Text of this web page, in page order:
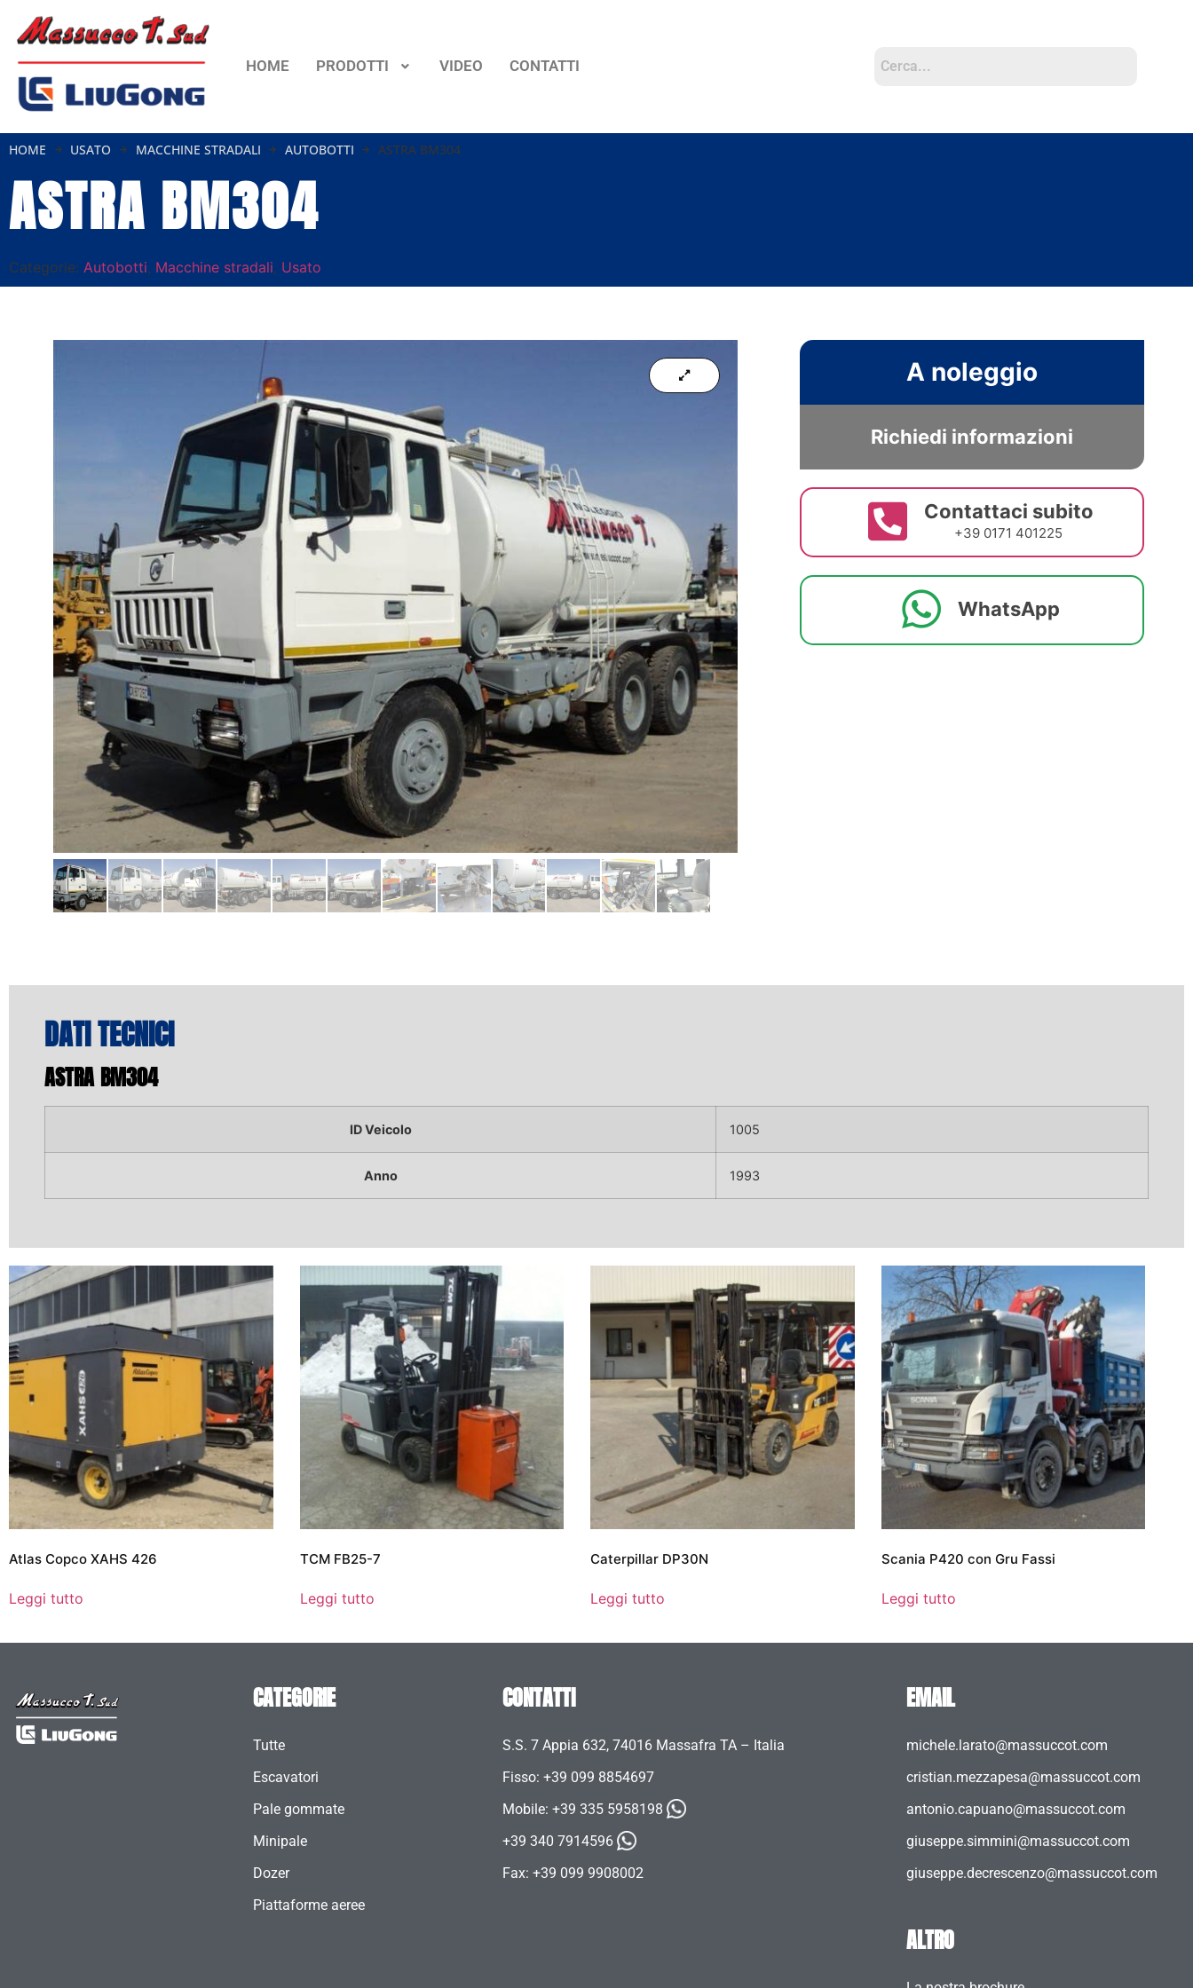
HOME PRODOTTI VIDEO CONTATTI
HOME USATO MACCHINE STRADALI AUTOBOTTI ASTRA BM304
ASTRA BM304
Categorie: Autobotti, Macchine stradali, Usato
A noleggio
Richiedi informazioni
Contattaci subito
+39 0171 401225
WhatsApp
DATI TECNICI
ASTRA BM304
ID Veicolo 1005
Anno 1993
Atlas Copco XAHS 426
Leggi tutto
TCM FB25-7
Leggi tutto
Caterpillar DP30N
Leggi tutto
Scania P420 con Gru Fassi
Leggi tutto
CATEGORIE
Tutte
Escavatori
Pale gommate
Minipale
Dozer
Piattaforme aeree
CONTATTI
S.S. 7 Appia 632, 74016 Massafra TA – Italia
Fisso: +39 099 8854697
Mobile: +39 335 5958198
+39 340 7914596
Fax: +39 099 9908002
EMAIL
michele.larato@massuccot.com
cristian.mezzapesa@massuccot.com
antonio.capuano@massuccot.com
giuseppe.simmini@massuccot.com
giuseppe.decrescenzo@massuccot.com
ALTRO